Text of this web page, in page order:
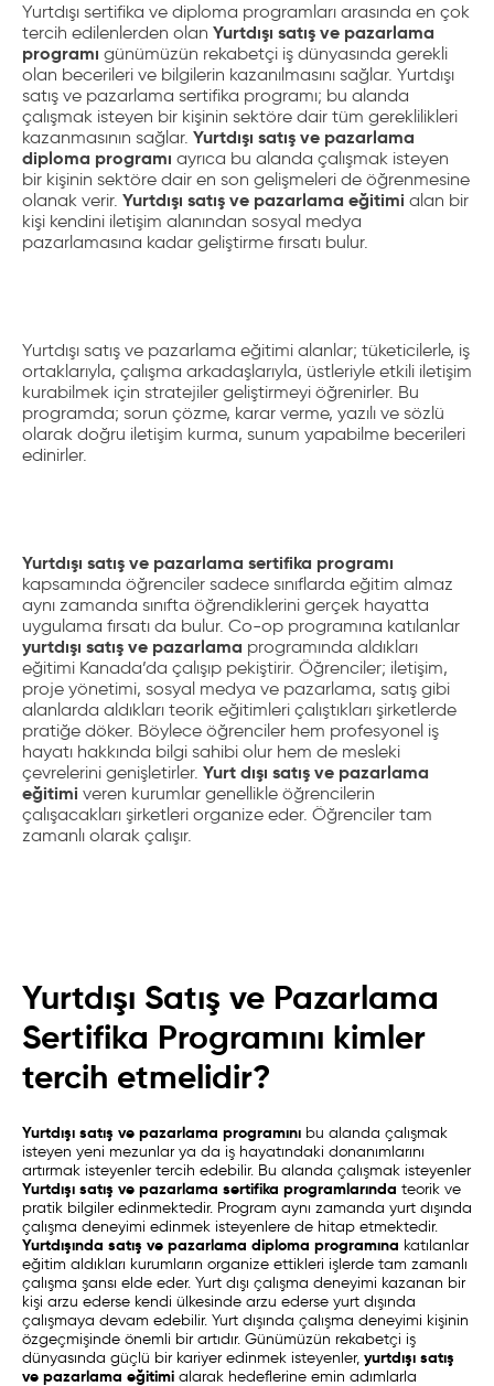
Yurtdışı sertifika ve diploma programları arasında en çok
tercih edilenlerden olan Yurtdışı satış ve pazarlama
programı günümüzün rekabetçi iş dünyasında gerekli
olan becerileri ve bilgilerin kazanılmasını sağlar. Yurtdışı
satış ve pazarlama sertifika programı; bu alanda
çalışmak isteyen bir kişinin sektöre dair tüm gereklilikleri
kazanmasının sağlar. Yurtdışı satış ve pazarlama
diploma programı ayrıca bu alanda çalışmak isteyen
bir kişinin sektöre dair en son gelişmeleri de öğrenmesine
olanak verir. Yurtdışı satış ve pazarlama eğitimi alan bir
kişi kendini iletişim alanından sosyal medya
pazarlamasına kadar geliştirme fırsatı bulur.
Yurtdışı satış ve pazarlama eğitimi alanlar; tüketicilerle, iş
ortaklarıyla, çalışma arkadaşlarıyla, üstleriyle etkili iletişim
kurabilmek için stratejiler geliştirmeyi öğrenirler. Bu
programda; sorun çözme, karar verme, yazılı ve sözlü
olarak doğru iletişim kurma, sunum yapabilme becerileri
edinirler.
Yurtdışı satış ve pazarlama sertifika programı
kapsamında öğrenciler sadece sınıflarda eğitim almaz
aynı zamanda sınıfta öğrendiklerini gerçek hayatta
uygulama fırsatı da bulur. Co-op programına katılanlar
yurtdışı satış ve pazarlama programında aldıkları
eğitimi Kanada’da çalışıp pekiştirir. Öğrenciler; iletişim,
proje yönetimi, sosyal medya ve pazarlama, satış gibi
alanlarda aldıkları teorik eğitimleri çalıştıkları şirketlerde
pratiğe döker. Böylece öğrenciler hem profesyonel iş
hayatı hakkında bilgi sahibi olur hem de mesleki
çevrelerini genişletirler. Yurt dışı satış ve pazarlama
eğitimi veren kurumlar genellikle öğrencilerin
çalışacakları şirketleri organize eder. Öğrenciler tam
zamanlı olarak çalışır.
Yurtdışı Satış ve Pazarlama
Sertifika Programını kimler
tercih etmelidir?
Yurtdışı satış ve pazarlama programını bu alanda çalışmak
isteyen yeni mezunlar ya da iş hayatındaki donanımlarını
artırmak isteyenler tercih edebilir. Bu alanda çalışmak isteyenler
Yurtdışı satış ve pazarlama sertifika programlarında teorik ve
pratik bilgiler edinmektedir. Program aynı zamanda yurt dışında
çalışma deneyimi edinmek isteyenlere de hitap etmektedir.
Yurtdışında satış ve pazarlama diploma programına katılanlar
eğitim aldıkları kurumların organize ettikleri işlerde tam zamanlı
çalışma şansı elde eder. Yurt dışı çalışma deneyimi kazanan bir
kişi arzu ederse kendi ülkesinde arzu ederse yurt dışında
çalışmaya devam edebilir. Yurt dışında çalışma deneyimi kişinin
özgeçmişinde önemli bir artıdır. Günümüzün rekabetçi iş
dünyasında güçlü bir kariyer edinmek isteyenler, yurtdışı satış
ve pazarlama eğitimi alarak hedeflerine emin adımlarla